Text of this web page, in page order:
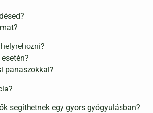
panaszokkal?
segíthetnek egy gyors gyógyulásban?